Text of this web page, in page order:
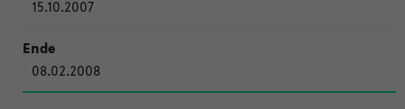
15.10.2007
08.02.2008